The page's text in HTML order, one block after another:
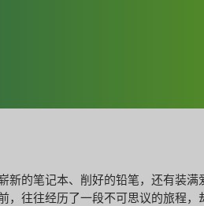
新的笔记本、削好的铅笔，还有装
，往往经历了一段不可思议的旅程